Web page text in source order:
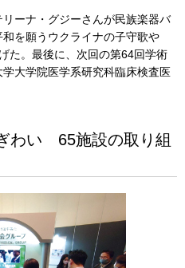
ーナ・グジーさんが民族楽器バ
を願うウクライナの子守歌や
た。最後に、次回の第64回学術
大学院医学系研究科臨床検査医
わい 65施設の取り組